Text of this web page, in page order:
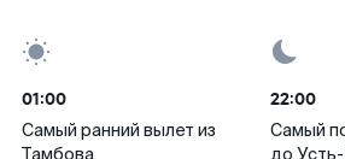
01:00
Самый ранний вылет из
Тамбова
22:00
Самый
до